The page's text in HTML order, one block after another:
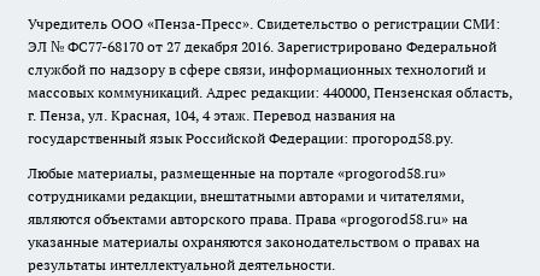
Учредитель ООО «Пенза-Пресс». Свидетельство о регистрации СМИ:
ЭЛ № ФС77-68170 от 27 декабря 2016. Зарегистрировано Федеральной
службой по надзору в сфере связи, информационных технологий и
массовых коммуникаций. Адрес редакции: 440000, Пензенская область,
г. Пенза, ул. Красная, 104, 4 этаж. Перевод названия на
государственный язык Российской Федерации: прогород58.ру.
Любые материалы, размещенные на портале «progorod58.ru»
сотрудниками редакции, внештатными авторами и читателями,
являются объектами авторского права. Права «progorod58.ru» на
указанные материалы охраняются законодательством о правах на
результаты интеллектуальной деятельности.